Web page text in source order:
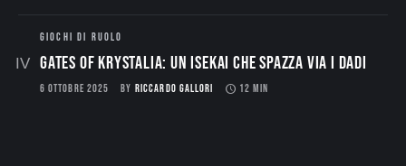
GIOCHI DI RUOLO
Gates of Krystalia: Un Isekai che spazza via i dadi
6 OTTOBRE 2025 BY RICCARDO GALLORI 12 MIN